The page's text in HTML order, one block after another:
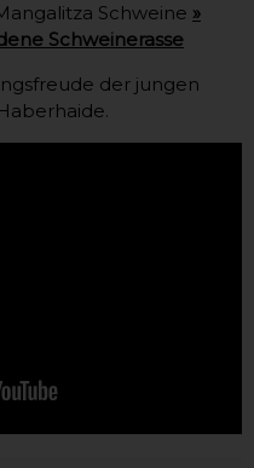
Schweine »
Schweinerasse
der jungen